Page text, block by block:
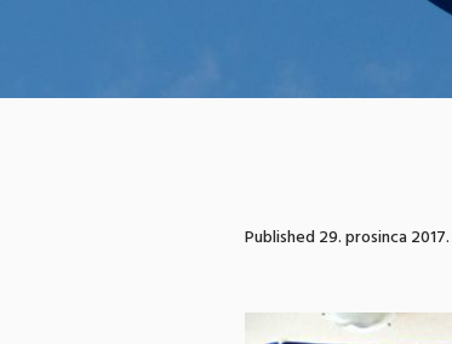
Published29. prosinca 2017.